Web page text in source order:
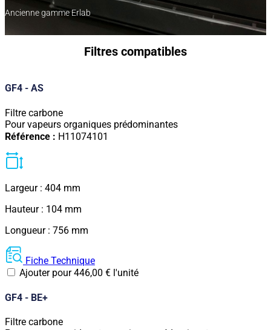
Ancienne gamme Erlab
Filtres compatibles
GF4 - AS
Filtre carbone
Pour vapeurs organiques prédominantes
Référence : H11074101
Largeur : 404 mm
Hauteur : 104 mm
Longueur : 756 mm
Fiche Technique
Ajouter pour446,00 € l'unité
GF4 - BE+
Filtre carbone